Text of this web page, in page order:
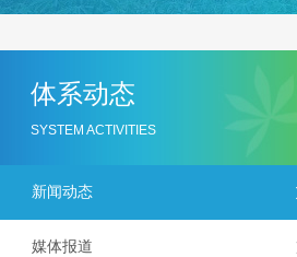
体系动态
SYSTEM ACTIVITIES
新闻动态
媒体报道